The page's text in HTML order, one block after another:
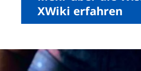
XWiki erfahren